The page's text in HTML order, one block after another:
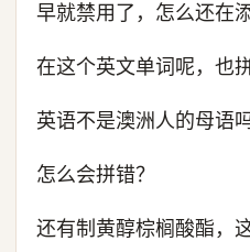
早就禁用了，怎么还在
在这个英文单词呢，也
英语不是澳洲人的母语吗
怎么会拼错？
还有制黄醇棕榈酸酯，